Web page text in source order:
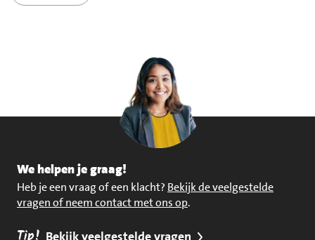
We helpen je graag!
Heb je een vraag of een klacht? Bekijk de veelgestelde
vragen of neem contact met ons op.
Bekijk veelgestelde vragen